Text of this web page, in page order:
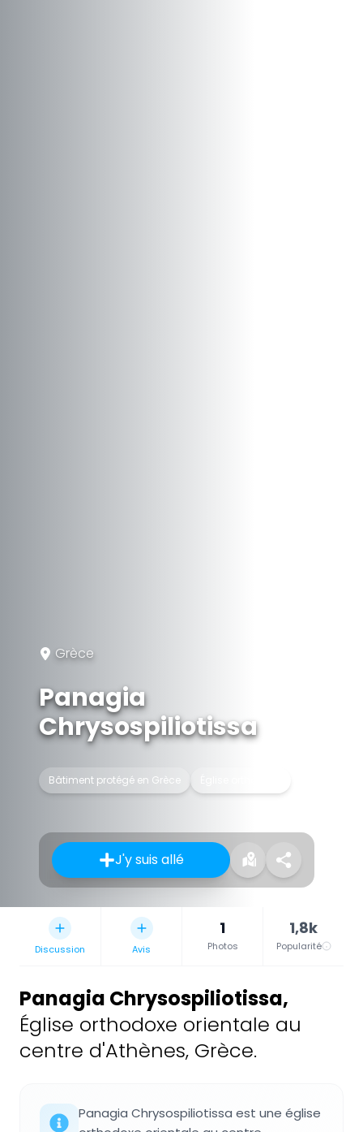
Grèce
Panagia
Chrysospiliotissa
Bâtiment protégé en Grèce
J'y suis allé
Discussion Avis
1
Photos
1,8k
Popularité
Panagia Chrysospiliotissa,
Église orthodoxe orientale au
centre d'Athènes, Grèce.
Panagia Chrysospiliotissa est une église